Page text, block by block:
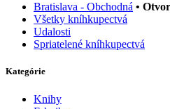
Bratislava - Obchodná •
Všetky kníhkupectvá
Udalosti
Spriatelené kníhkupectvá
Kategórie
Knihy